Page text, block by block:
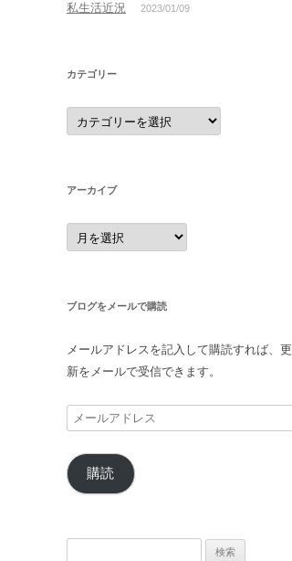
私生活近況 2023/01/09
カテゴリー
カ
テ
ゴ
アーカイブ
ア
ー
カ
ブログをメールで購読
メールアドレスを記入して購読すれば、更
新をメールで受信できます。
メ
ル
ア
購読